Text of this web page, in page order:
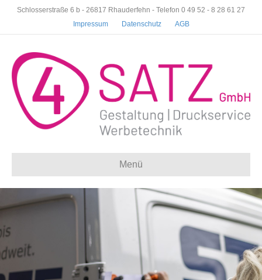
Schlosserstraße 6 b - 26817 Rhauderfehn - Telefon 0 49 52 - 8 28 61 27
Impressum
Datenschutz AGB
Menü